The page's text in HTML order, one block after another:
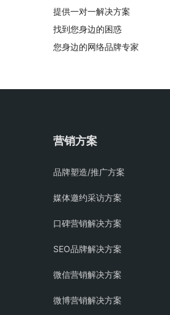
提供一对一解决方案
找到您身边的困惑
您身边的网络品牌专家
营销方案
品牌塑造/推广方案
媒体邀约采访方案
口碑营销解决方案
SEO品牌解决方案
微信营销解决方案
微博营销解决方案